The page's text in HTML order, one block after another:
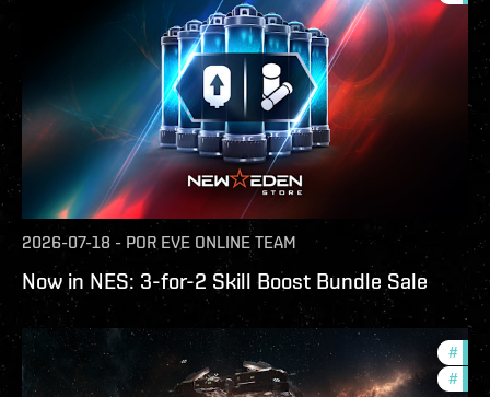
2026-07-18 - POR EVE ONLINE TEAM
Now in NES: 3-for-2 Skill Boost Bundle Sale
#
#